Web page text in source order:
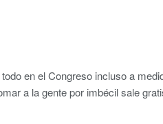
en el Congreso incluso a
a la gente por imbécil sale